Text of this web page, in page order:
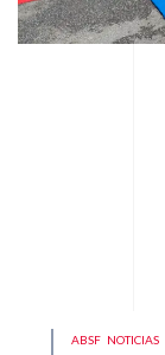
ABSF NOTICIAS